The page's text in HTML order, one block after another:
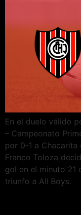
En el duelo válido
– Campeonato
por 0-1 a Chacarita
Franco Toloza
gol en el minuto 21
triunfo a All Boys.